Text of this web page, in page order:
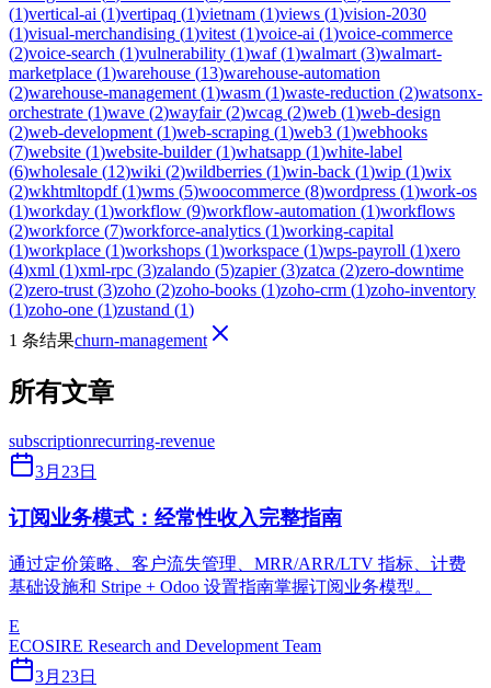
(1)vertical-ai (1)vertipaq (1)vietnam (1)views (1)vision-2030
(1)visual-merchandising (1)vitest (1)voice-ai (1)voice-commerce
(2)voice-search (1)vulnerability (1)waf(1)walmart (3)walmart-
marketplace (1)warehouse (13)warehouse-automation
(2)warehouse-management (1)wasm (1)waste-reduction (2)watsonx-
orchestrate (1)wave (2)wayfair(2)wcag (2)web (1)web-design
(2)web-development (1)web-scraping (1)web3 (1)webhooks
(7)website (1)website-builder(1)whatsapp (1)white-label
(6)wholesale (12)wiki (2)wildberries (1)win-back (1)wip (1)wix
(2)wkhtmltopdf(1)wms (5)woocommerce (8)wordpress (1)work-os
(1)workday (1)workflow (9)workflow-automation (1)workflows
(2)workforce (7)workforce-analytics (1)working-capital
(1)workplace (1)workshops (1)workspace (1)wps-payroll (1)xero
(4)xml (1)xml-rpc (3)zalando (5)zapier(3)zatca (2)zero-downtime
(2)zero-trust (3)zoho (2)zoho-books (1)zoho-crm (1)zoho-inventory
(1)zoho-one (1)zustand (1)
1 条结果churn-management
所有文章
subscriptionrecurring-revenue
3月23日
订阅业务模式：经常性收入完整指南
通过定价策略、客户流失管理、MRR/ARR/LTV 指标、计费
基础设施和 Stripe + Odoo 设置指南掌握订阅业务模型。
E
ECOSIRE Research and Development Team
3月23日